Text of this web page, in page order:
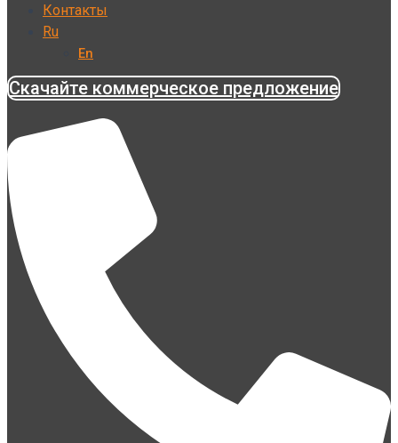
Контакты
Ru
En
Скачайте коммерческое предложение